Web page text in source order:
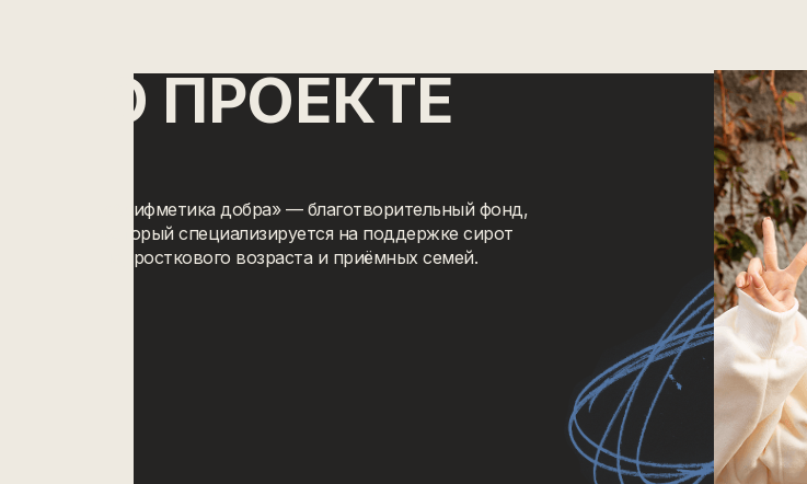
«Арифметика добра» — благотворительный фонд,
который специализируется на поддержке сирот
подросткового возраста и приёмных семей.
О ПРОЕКТЕ